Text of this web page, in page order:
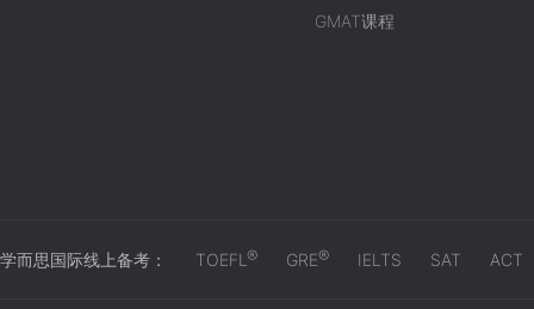
GMAT课程
学而思国际线上备考： TOEFL ® GRE® IELTS SAT ACT